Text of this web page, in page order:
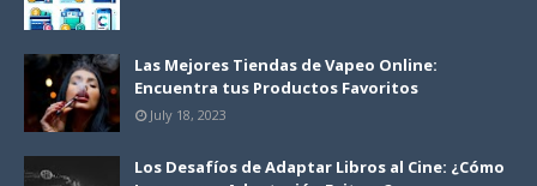
Las Mejores Tiendas de Vapeo Online:
Encuentra tus Productos Favoritos
July 18, 2023
Los Desafíos de Adaptar Libros al Cine: ¿Cómo